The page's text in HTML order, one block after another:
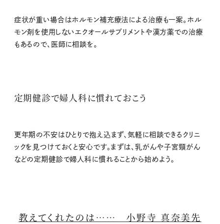
症状が重い場合はホルモン補充療法による治療も一案。ホル
モン剤を使用しないエクオールサプリメントや漢方薬での治療
もあるので、医師に相談を。
定期健診で婦人科に慣れておこう
更年期の不安はひとりで抱え込まず、気軽に相談できるクリニ
ックを見つけておくと安心です。まずは、乳がんや子宮頸がん
などの定期健診で婦人科に慣れることから始めよう。
教えてくれたのは…… 小野寺 真奈美先